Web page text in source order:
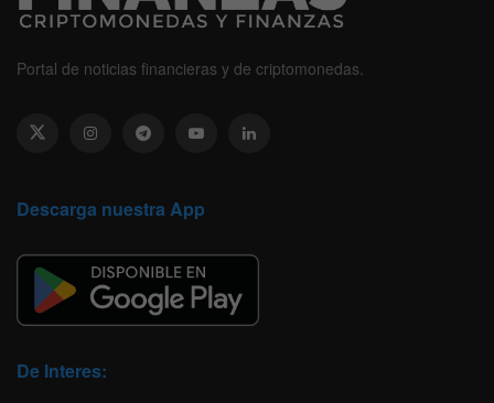
Portal de noticias financieras y de criptomonedas.
Descarga nuestra App
De Interes: